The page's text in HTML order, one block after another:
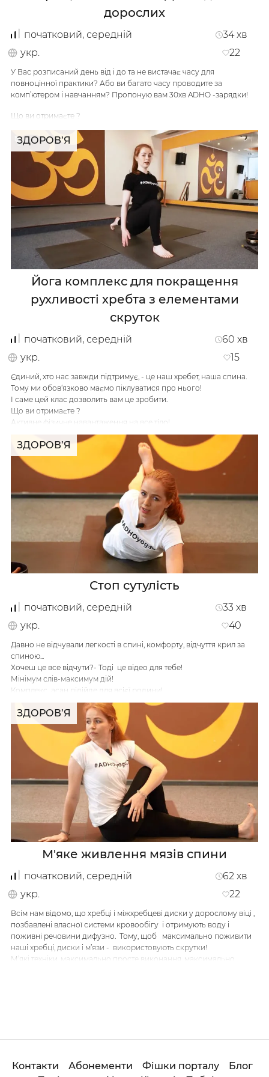
Зареєструйся
Українська по-русски
дорослих
початковий, середній 34 хв
22
укр.
У Вас розписаний день від і до та не вистачає часу для
повноцінної практики? Або ви багато часу проводите за
комп’ютером і навчанням? Пропоную вам 30хв ADHO -зарядки!
Що ви отримаєте ?
1. Здорове,красиве тіло.
2. Заряд позитивної енергії.
3. 100% хороший настрій!
…
ЗДОРОВ’Я
Йога комплекс для покращення
рухливості хребта з елементами
скруток
початковий, середній 60 хв
15
укр.
Єдиний, хто нас завжди підтримує, - це наш хребет, наша спина.
Тому ми обов‘язково маємо піклуватися про нього!
І саме цей клас дозволить вам це зробити.
Що ви отримаєте ?
Активне фізичне навантаження на все тіло!
Включення і пропрацювання м’язів спини і плечового поясу!
100 % легкість у тілі!
ЗДОРОВ’Я
Стоп сутулість
початковий, середній 33 хв
40
укр.
Давно не відчували легкості в спині, комфорту, відчуття крил за
спиною...
Хочеш це все відчути?- Тоді це відео для тебе!
Мінімум слів-максимум дій!
Комплекс асан підійде для всієї родини!
А разом практикувати веселіше😉
Розстеляйте килимки і вперед !
ЗДОРОВ’Я
М'яке живлення мязів спини
початковий, середній 62 хв
22
укр.
Всім нам відомо, що хребці і міжхребцеві диски у дорослому віці ,
позбавлені власної системи кровообігу і отримують воду і
поживні речовини дифузно. Тому, щоб максимально поживити
наші хребці, диски і м’язи - використовують скрутки!
М’які техніки, максимально просте виконання, максимально
Контакти Абонементи Фішки порталу
Блог